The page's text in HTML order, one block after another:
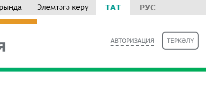
ТАТ РУС
Элемтәгә керү
АВТОРИЗАЦИЯ ТЕРКӘЛҮ